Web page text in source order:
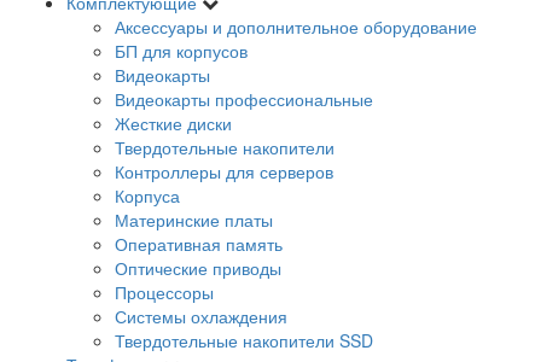
Аксессуары и дополнительное оборудование
БП для корпусов
Видеокарты
Видеокарты профессиональные
Жесткие диски
Твердотельные накопители
Контроллеры для серверов
Корпуса
Материнские платы
Оперативная память
Оптические приводы
Процессоры
Системы охлаждения
Твердотельные накопители SSD